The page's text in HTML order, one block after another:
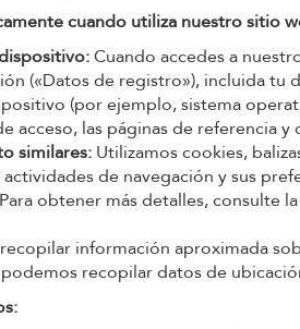
cuando utiliza nuestro sitio
Cuando accedes a
(«Datos de registro»), incluida tu
(por ejemplo, sistema
acceso, las páginas de referencia
similares: Utilizamos cookies,
de navegación y sus
obtener más detalles, consulte
información aproximada
recopilar datos de